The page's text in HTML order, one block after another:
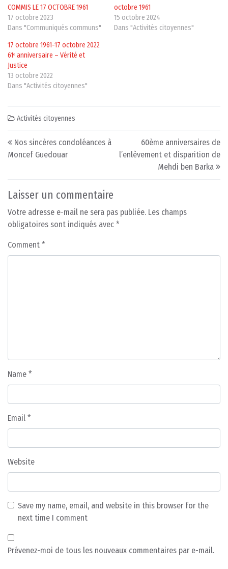
COMMIS LE 17 OCTOBRE 1961
17 octobre 2023
Dans "Communiqués communs"
octobre 1961
15 octobre 2024
Dans "Activités citoyennes"
17 octobre 1961-17 octobre 2022
61ᵉ anniversaire – Vérité et
Justice
13 octobre 2022
Dans "Activités citoyennes"
Activités citoyennes
Post navigation
Nos sincères condoléances à
Moncef Guedouar
60ème anniversaires de
l’enlèvement et disparition de
Mehdi ben Barka
Laisser un commentaire
Votre adresse e-mail ne sera pas publiée. Les champs
obligatoires sont indiqués avec *
Comment *
Name *
Email *
Website
Save my name, email, and website in this browser for the
next time I comment
Prévenez-moi de tous les nouveaux commentaires par e-mail.